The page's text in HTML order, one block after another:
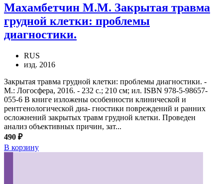
Махамбетчин М.М. Закрытая травма
грудной клетки: проблемы
диагностики.
RUS
изд. 2016
Закрытая травма грудной клетки: проблемы диагностики. -
М.: Логосфера, 2016. - 232 с.; 210 см; ил. ISBN 978-5-98657-
055-6 В книге изложены особенности клинической и
рентгенологической диа- гностики повреждений и ранних
осложнений закрытых травм грудной клетки. Проведен
анализ объективных причин, зат...
490 ₽
В корзину